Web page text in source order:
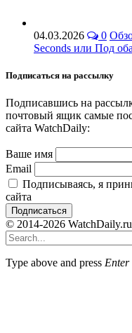
04.03.2026 0
Seconds или Под
Подписаться на рассылку
Подписавшись на
почтовый ящик самые
сайта WatchDaily:
Ваше имя
Email
Подписываясь, я
сайта
© 2014-2026 WatchDaily.ru
Type above and press Enter